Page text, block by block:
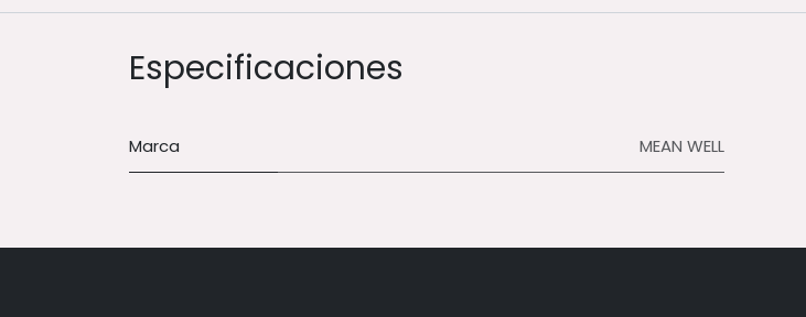
Especificaciones
Marca MEAN WELL